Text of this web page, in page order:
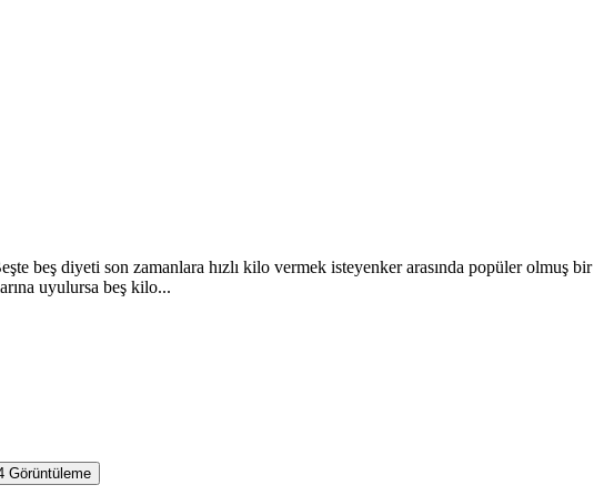
diyeti son zamanlara hızlı kilo vermek isteyenker arasında popüler olmuş bir
uyulursa beş kilo...
Görüntüleme